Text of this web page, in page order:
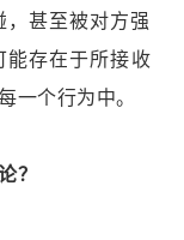
甚⾄被对方强
存在于所接收
一个行为中。
？